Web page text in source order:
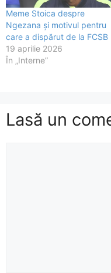
Meme Stoica despre
Ngezana și motivul pentru
care a dispărut de la FCSB
19 aprilie 2026
În „Interne”
Lasă un